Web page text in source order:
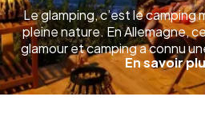
Le glamping, c’est le camping
pleine nature. En Allemagne,
glamour et camping a connu
ces dernières années. Avec
plus chargé et des
beaucoup ressentent le
En savoir